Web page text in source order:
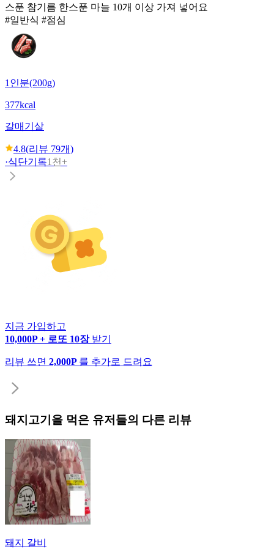
스푼 참기름 한스푼 마늘 10개 이상 가져 넣어요
#일반식 #점심
1인분(200g)
377kcal
갈매기살
4.8(리뷰 79개)
·식단기록1천+
지금 가입하고
10,000P + 로또 10장 받기
리뷰 쓰면 2,000P 를 추가로 드려요
돼지고기 을 먹은 유저들의 다른 리뷰
돼지 갈비